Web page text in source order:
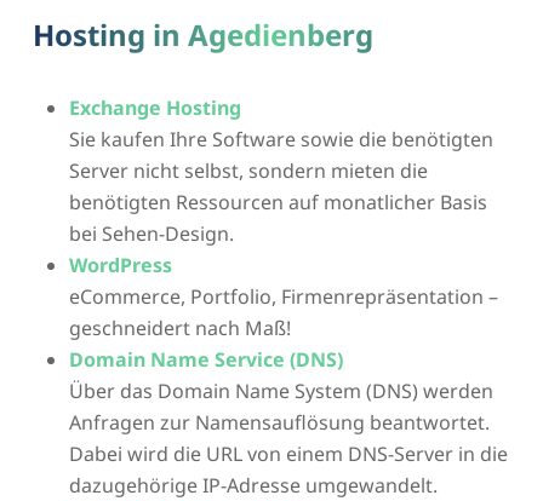
Hosting in Agedienberg
Exchange Hosting
Sie kaufen Ihre Software sowie die benötigten
Server nicht selbst, sondern mieten die
benötigten Ressourcen auf monatlicher Basis
bei Sehen-Design.
WordPress
eCommerce, Portfolio, Firmenrepräsentation –
geschneidert nach Maß!
Domain Name Service (DNS)
Über das Domain Name System (DNS) werden
Anfragen zur Namensauflösung beantwortet.
Dabei wird die URL von einem DNS-Server in die
dazugehörige IP-Adresse umgewandelt.